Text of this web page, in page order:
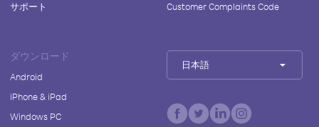
サポート
Customer Complaints Code
ダウンロード
Android
iPhone & iPad
Windows PC
日本語